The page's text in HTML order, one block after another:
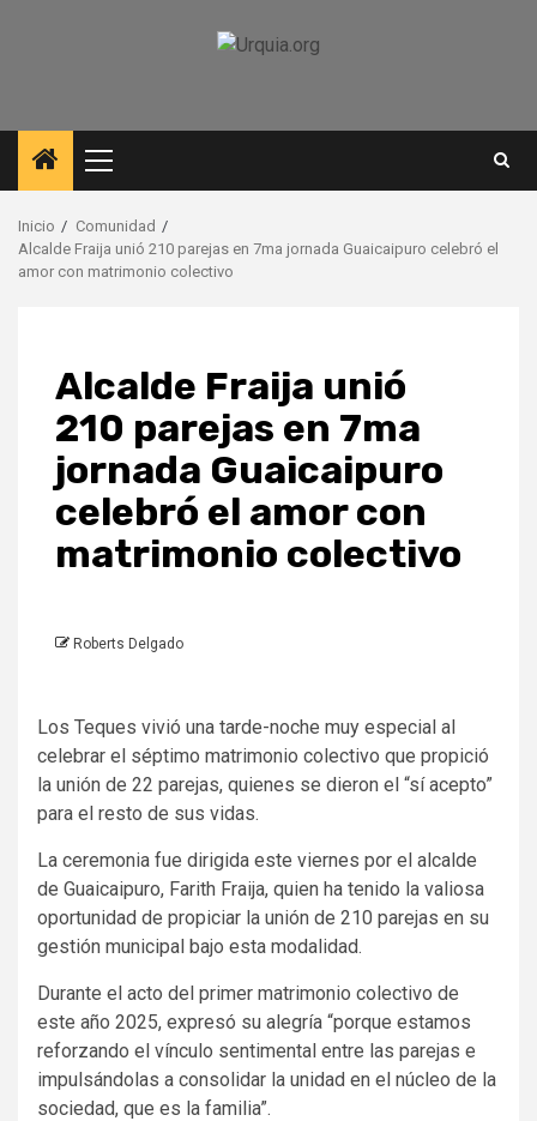
Menú
principal
Inicio
Comunidad
Alcalde Fraija unió 210 parejas en 7ma jornada Guaicaipuro celebró el
amor con matrimonio colectivo
Alcalde Fraija unió
210 parejas en 7ma
jornada Guaicaipuro
celebró el amor con
matrimonio colectivo
Roberts Delgado
Los Teques vivió una tarde-noche muy especial al
celebrar el séptimo matrimonio colectivo que propició
la unión de 22 parejas, quienes se dieron el “sí acepto”
para el resto de sus vidas.
La ceremonia fue dirigida este viernes por el alcalde
de Guaicaipuro, Farith Fraija, quien ha tenido la valiosa
oportunidad de propiciar la unión de 210 parejas en su
gestión municipal bajo esta modalidad.
Durante el acto del primer matrimonio colectivo de
este año 2025, expresó su alegría “porque estamos
reforzando el vínculo sentimental entre las parejas e
impulsándolas a consolidar la unidad en el núcleo de la
sociedad, que es la familia”.